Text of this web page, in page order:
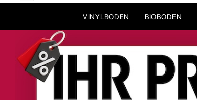
VINYLBODEN BIOBODEN